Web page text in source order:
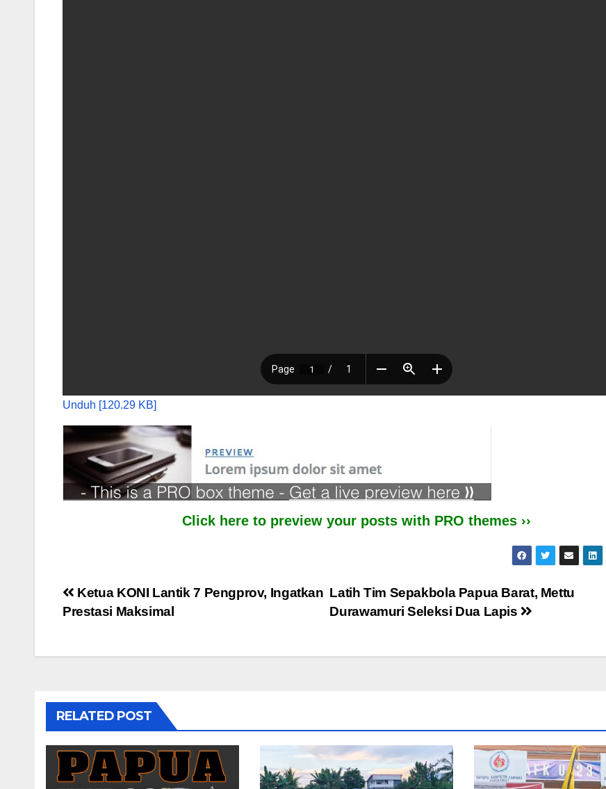
Unduh [120.29 KB]
Click here to preview your posts with PRO themes ››
Post
Latih Tim Sepakbola Papua Barat, Mettu
Durawamuri Seleksi Dua Lapis
Ketua KONI Lantik 7 Pengprov, Ingatkan
Prestasi Maksimal
RELATED POST